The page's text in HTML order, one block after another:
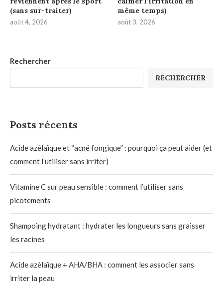
Rechercher
RECHERCHER
Posts récents
Acide azélaïque et “acné fongique” : pourquoi ça peut aider (et
comment l’utiliser sans irriter)
Vitamine C sur peau sensible : comment l’utiliser sans
picotements
Shampoing hydratant : hydrater les longueurs sans graisser
les racines
Acide azélaïque + AHA/BHA : comment les associer sans
irriter la peau
(sans sur-traiter)
août 4, 2026
même temps)
août 3, 2026